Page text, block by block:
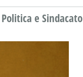
Politica e Sindacato